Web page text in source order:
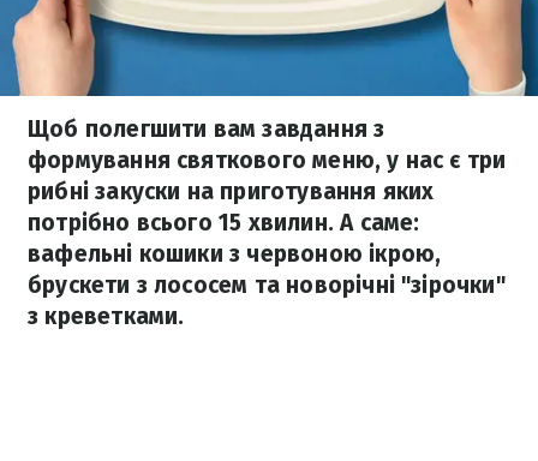
Щоб полегшити вам завдання з
формування святкового меню, у нас є три
рибні закуски на приготування яких
потрібно всього 15 хвилин. А саме:
вафельні кошики з червоною ікрою,
брускети з лососем та новорічні "зірочки"
з креветками.